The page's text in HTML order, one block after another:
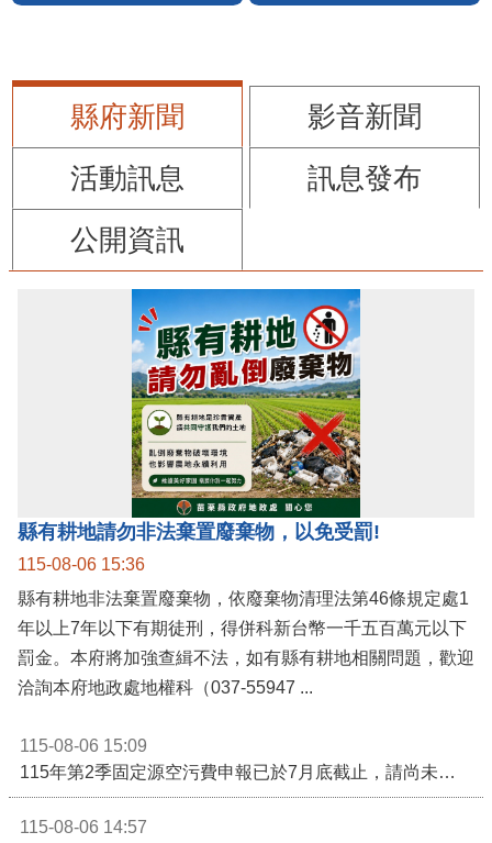
縣府新聞
影音新聞
活動訊息
訊息發布
公開資訊
縣有耕地請勿非法棄置廢棄物，以免受罰!
115-08-06 15:36
縣有耕地非法棄置廢棄物，依廢棄物清理法第46條規定處1
年以上7年以下有期徒刑，得併科新台幣一千五百萬元以下
罰金。本府將加強查緝不法，如有縣有耕地相關問題，歡迎
洽詢本府地政處地權科（037-55947 ...
115-08-06 15:09
115年第2季固定源空污費申報已於7月底截止，請尚未申報公私場所儘速完成申繳，以免面臨滯納金及罰鍰!
115-08-06 14:57